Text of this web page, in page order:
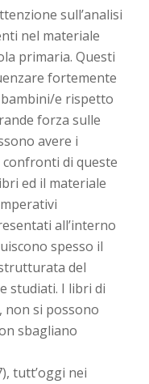
sull’analisi
nel materiale
primaria. Questi
fortemente
bambini/e rispetto
forza sulle
avere i
di queste
ed il materiale
all’interno
spesso il
del
studiati. I libri di
non si possono
sbagliano
tutt’oggi nei